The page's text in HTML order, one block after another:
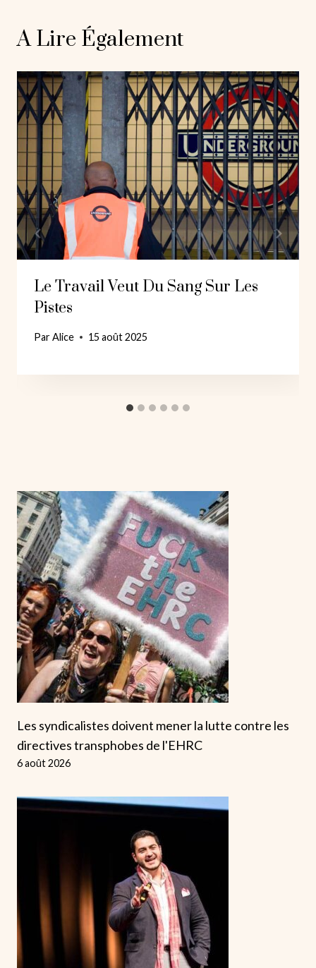
A Lire Également
Le Travail Veut Du Sang Sur Les
Pistes
ParAlice 15 août 2025
Les syndicalistes doivent mener la lutte contre les
directives transphobes de l'EHRC
6 août 2026